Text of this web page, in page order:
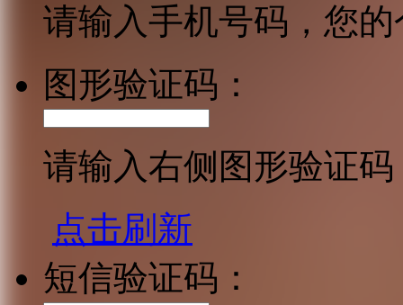
请输入手机号码，您
图形验证码：
请输入右侧图形验证码
点击刷新
短信验证码：